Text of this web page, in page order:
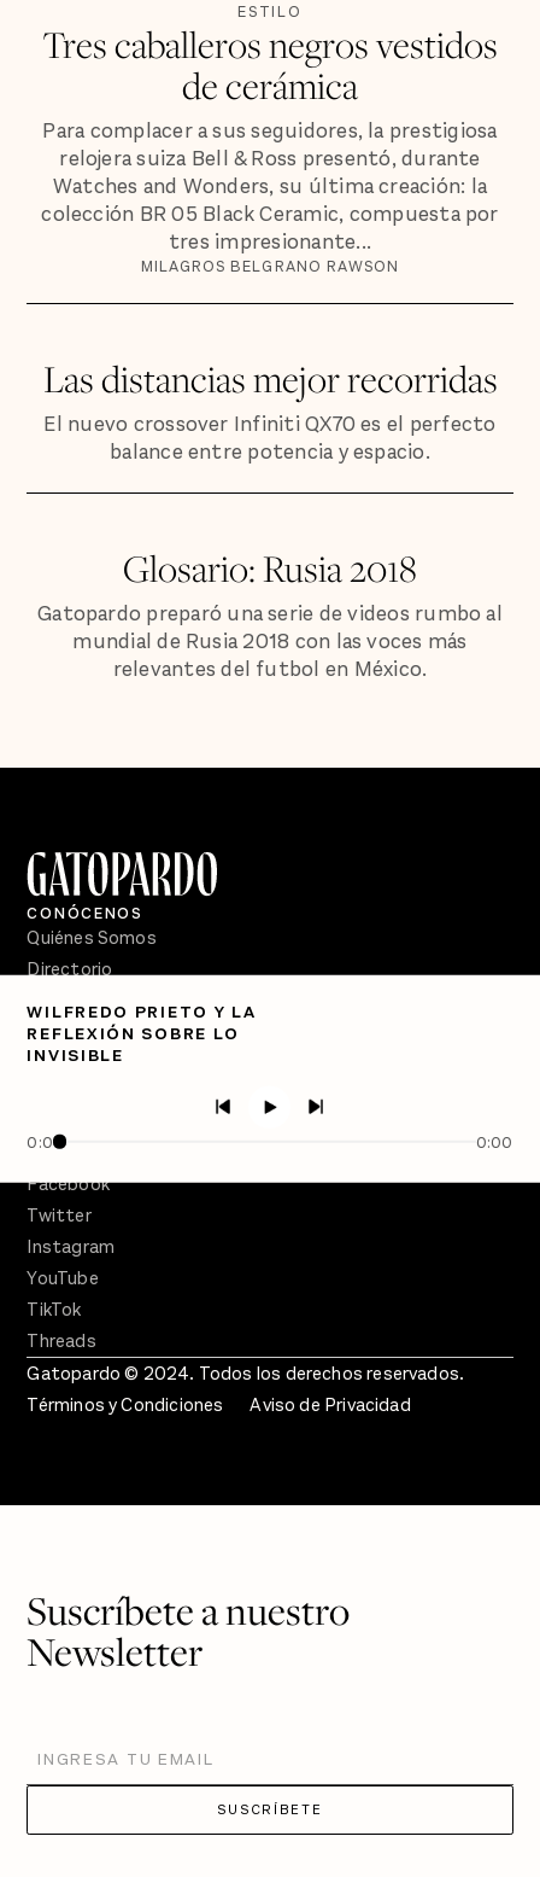
ESTILO
Tres caballeros negros vestidos
de cerámica
Para complacer a sus seguidores, la prestigiosa
relojera suiza Bell & Ross presentó, durante
Watches and Wonders, su última creación: la
colección BR 05 Black Ceramic, compuesta por
tres impresionante...
MILAGROS BELGRANO RAWSON
Las distancias mejor recorridas
El nuevo crossover Infiniti QX70 es el perfecto
balance entre potencia y espacio.
Glosario: Rusia 2018
Gatopardo preparó una serie de videos rumbo al
mundial de Rusia 2018 con las voces más
relevantes del futbol en México.
WILFREDO PRIETO Y LA
REFLEXIÓN SOBRE LO
INVISIBLE
0:00 0:00
CONÓCENOS
Quiénes Somos
Directorio
PÓDCASTS
Semanario Gatopardo
Facebook
Twitter
Instagram
YouTube
TikTok
Threads
Gatopardo © 2024. Todos los derechos reservados.
Términos y Condiciones
Aviso de Privacidad
Suscríbete a nuestro
Newsletter